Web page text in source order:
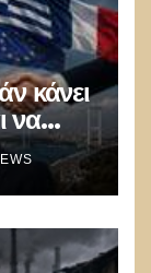
κάνει
να